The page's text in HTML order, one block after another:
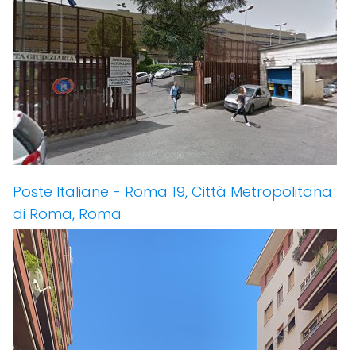
Poste Italiane - Roma 19, Città Metropolitana
di Roma, Roma